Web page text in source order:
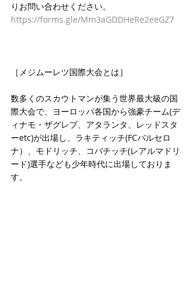
りお問い合わせください。
https://forms.gle/Mm3aGDDHeRe2eeGZ7
［メジムーレツ国際大会とは］
数多くのスカウトマンが集う世界最大級の国
際大会で、ヨーロッパ各国から強豪チーム(デ
ィナモ・ザグレブ、アタランタ、レッドスタ
ーetc)が出場し、ラキティッチ(FCバルセロ
ナ）、モドリッチ、コバチッチ(レアルマドリ
ード)選手なども少年時代に出場しておりま
す。